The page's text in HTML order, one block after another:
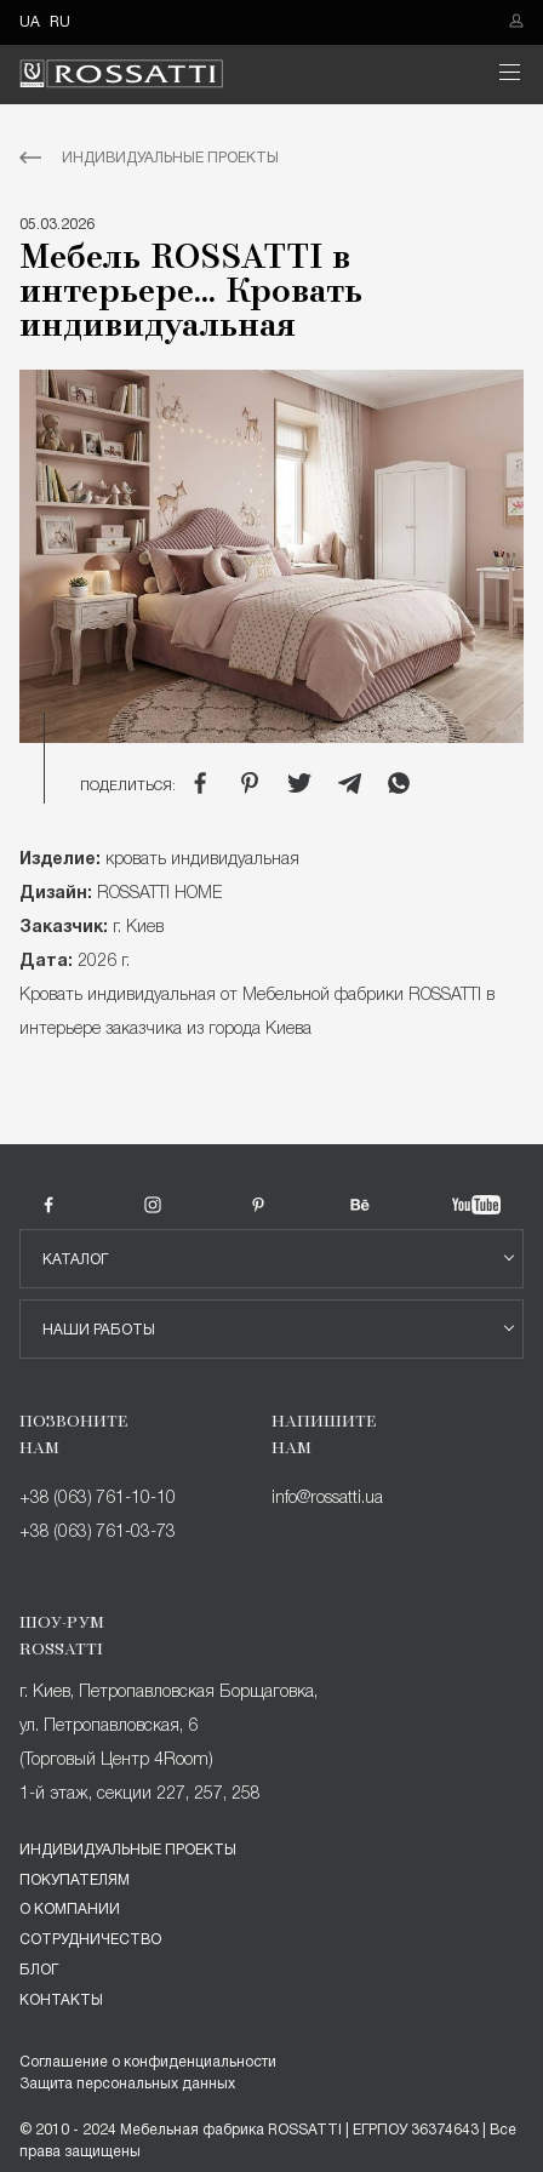
UA RU
ИНДИВИДУАЛЬНЫЕ ПРОЕКТЫ
05.03.2026
Мебель ROSSATTI в
интерьере... Кровать
индивидуальная
ПОДЕЛИТЬСЯ:
Изделие: кровать индивидуальная
Дизайн: ROSSATTI HOME
Заказчик: г. Киев
Дата: 2026 г.
Кровать индивидуальная от Мебельной фабрики ROSSATTI в
интерьере заказчика из города Киева
КАТАЛОГ
НАШИ РАБОТЫ
ПОЗВОНИТЕ
НАМ
+38 (063) 761-10-10
+38 (063) 761-03-73
НАПИШИТЕ
НАМ
info@rossatti.ua
ШОУ-РУМ
ROSSATTI
г. Киев, Петропавловская Борщаговка,
ул. Петропавловская, 6
(Торговый Центр 4Room)
1-й этаж, секции 227, 257, 258
ИНДИВИДУАЛЬНЫЕ ПРОЕКТЫ
ПОКУПАТЕЛЯМ
О КОМПАНИИ
СОТРУДНИЧЕСТВО
БЛОГ
КОНТАКТЫ
© 2010 - 2024 Мебельная фабрика ROSSATTI | ЕГРПОУ 36374643 | Все
права защищены
Соглашение о конфиденциальности
Защита персональных данных